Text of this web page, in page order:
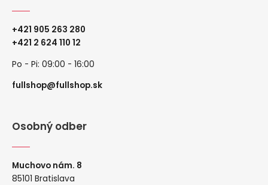
+421 905 263 280
+421 2 624 110 12
Po - Pi: 09:00 - 16:00
fullshop@fullshop.sk
Osobný odber
Muchovo nám. 8
85101 Bratislava